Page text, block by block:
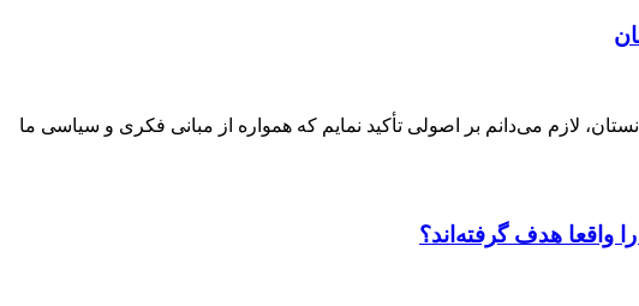
لازم می‌دانم بر اصولی تأکید نمایم که همواره از مبانی فکری و سیاسی ما
واقعا هدف گرفته‌اند؟